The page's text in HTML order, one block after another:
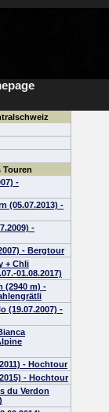
Touren
-
(05.07.2013) -
-
- Bergtour
+ Chli
01.08.2017)
(2940 m) -
(19.07.2007) -
- Hochtour
- Hochtour
du Verdon